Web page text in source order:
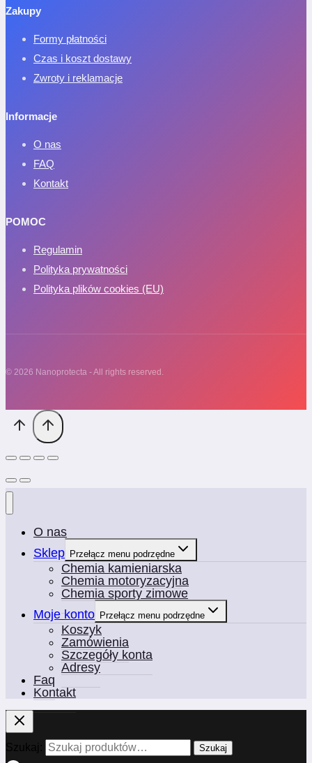
Zakupy
Formy płatności
Czas i koszt dostawy
Zwroty i reklamacje
Informacje
O nas
FAQ
Kontakt
POMOC
Regulamin
Polityka prywatności
Polityka plików cookies (EU)
© 2026 Nanoprotecta - All rights reserved.
O nas
Sklep Przełącz menu podrzędne
Chemia kamieniarska
Chemia motoryzacyjna
Chemia sporty zimowe
Moje konto Przełącz menu podrzędne
Koszyk
Zamówienia
Szczegóły konta
Adresy
Faq
Kontakt
Szukaj: Szukaj